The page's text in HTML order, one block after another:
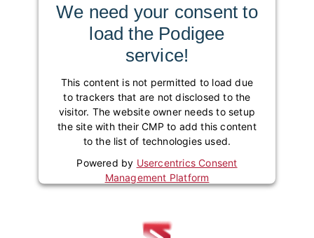
We need your consent to
load the Podigee
service!
This content is not permitted to load due
to trackers that are not disclosed to the
visitor. The website owner needs to setup
the site with their CMP to add this content
to the list of technologies used.
Powered by Usercentrics Consent
Management Platform